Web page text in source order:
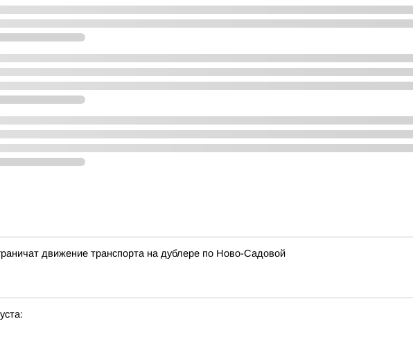
движение транспорта на дублере по Ново-Садовой